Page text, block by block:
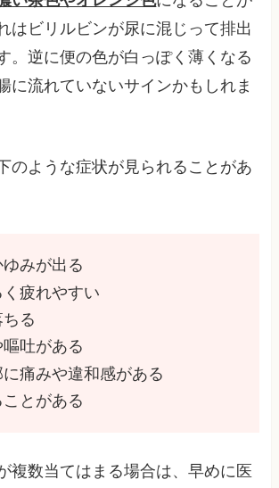
はビリルビンが尿に混じって排出
。逆に便の色が白っぽく薄くなる
に流れていないサインかもしれま
のような症状が見られることがあ
みが出る
疲れやすい
る
吐がある
痛みや違和感がある
とがある
複数当てはまる場合は、早めに医